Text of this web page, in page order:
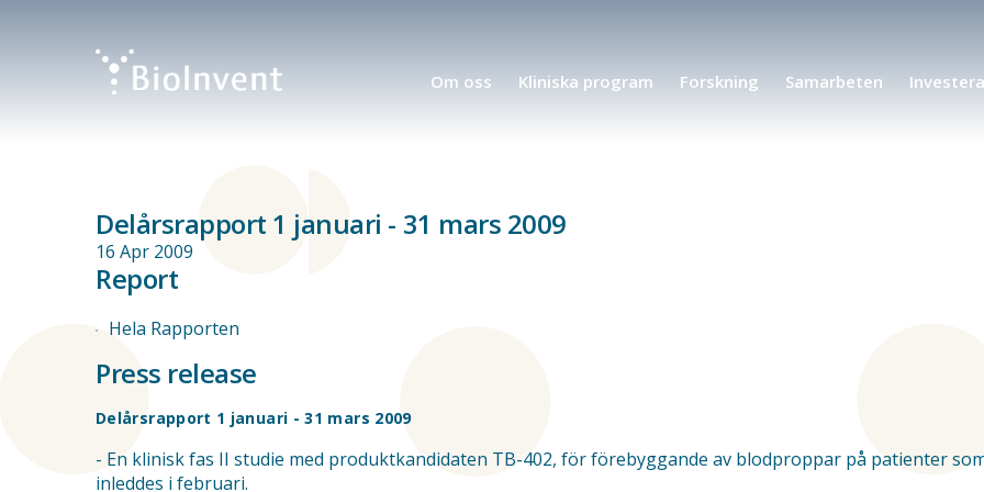
Om oss Kliniska program Forskning Samarbeten
Delårsrapport 1 januari - 31 mars 2009
16 Apr 2009
Report
Hela Rapporten
Press release
Delårsrapport 1 januari - 31 mars 2009
- En klinisk fas II studie med produktkandidaten TB-402, för förebyggande av blodproppar på patienter
inleddes i februari.